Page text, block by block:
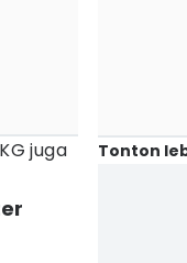
juga
Tonton